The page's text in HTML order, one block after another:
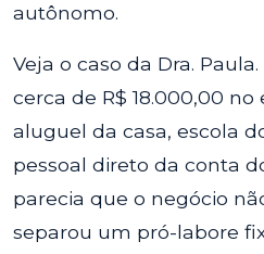
autônomo.
Veja o caso da Dra.
cerca de R$ 18.000,00 no
aluguel da casa, escola
pessoal direto da conta
parecia que o negócio
separou um pró-labore